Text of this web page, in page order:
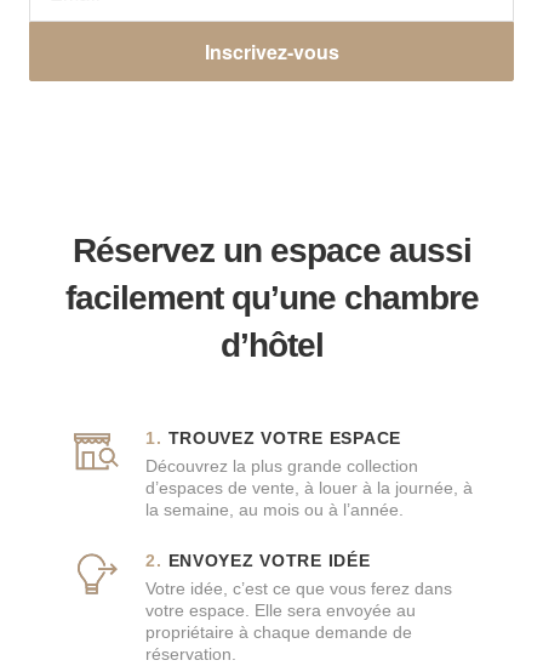
Inscrivez-vous
Réservez un espace aussi
facilement qu’une chambre
d’hôtel
TROUVEZ VOTRE ESPACE
Découvrez la plus grande collection
d’espaces de vente, à louer à la journée, à
la semaine, au mois ou à l’année.
ENVOYEZ VOTRE IDÉE
Votre idée, c’est ce que vous ferez dans
votre espace. Elle sera envoyée au
propriétaire à chaque demande de
réservation.